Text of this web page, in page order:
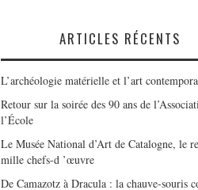
ARTICLES RÉCENTS
L’archéologie matérielle et l’art
Retour sur la soirée des 90 ans de
l’École
Le Musée National d’Art de Catalogne, le
mille chefs-d ’œuvre
De Camazotz à Dracula : la chauve-souris